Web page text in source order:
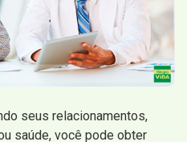
seus relacionamentos,
saúde, você pode obter